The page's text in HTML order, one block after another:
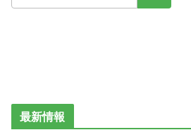
最新情報